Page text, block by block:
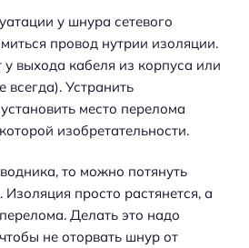
у шнура сетевого
провод нутрии изоляции.
выхода кабеля из корпуса или
Устранить
место перелома
изобретательности.
то можно потянуть
просто растянется, а
Делать это надо
не оторвать шнур от